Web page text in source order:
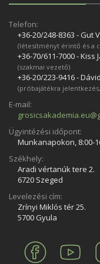
Telefon:
+36-20/248­-8363 - Gut
(létesítményt érintő és a
+36-70/611­-7000 - Kiss
(szakmai vezető)
+36-20/223­-9416 -
(próbajátékra
E-mail:
Ügyintézési időpont:
Munkanapokon, 8:00-
Székhely:
Aradi vértanúk tere 2.
6720 Szeged
Levelezési cím:
Zrínyi Miklós tér 25.
5700 Gyula